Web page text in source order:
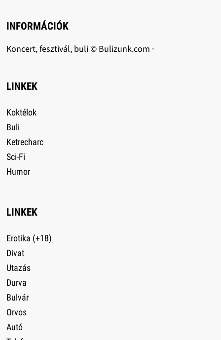
INFORMÁCIÓK
Koncert, fesztivál, buli © Bulizunk.com ·
LINKEK
Koktélok
Buli
Ketrecharc
Sci-Fi
Humor
LINKEK
Erotika (+18)
Divat
Utazás
Durva
Bulvár
Orvos
Autó